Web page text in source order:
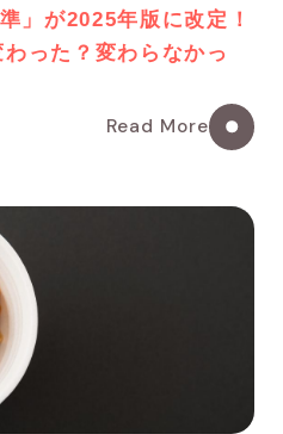
」が2025年版に改定！
った？変わらなかっ
Read More